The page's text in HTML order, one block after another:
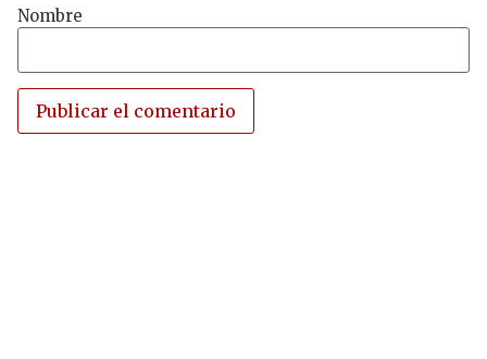
Nombre